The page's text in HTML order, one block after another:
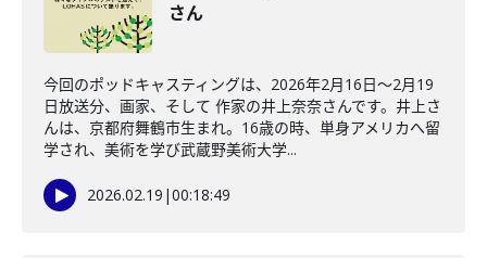
さん
今回のポッドキャスティングは、2026年2月16日〜2月19
日放送分、画家、そして 作家の井上奈奈さんです。井上さ
んは、京都府舞鶴市生まれ。16歳の時、単身アメリカへ留
学され、美術を学び武蔵野美術大学...
2026.02.19 |00:18:49